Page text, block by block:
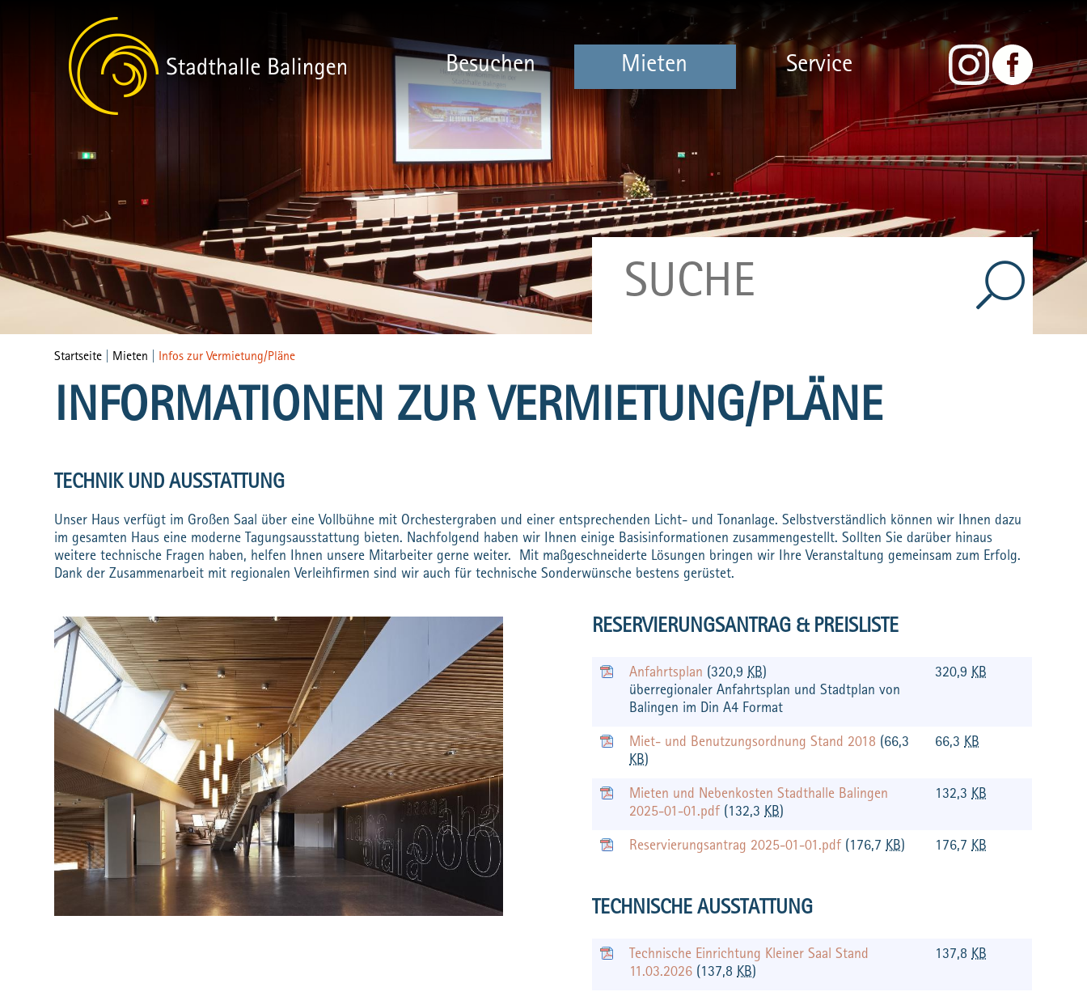
Besuchen Mieten Service
Startseite Mieten Infos zur Vermietung/Pläne
INFORMATIONEN ZUR VERMIETUNG/PLÄNE
TECHNIK UND AUSSTATTUNG
Unser Haus verfügt im Großen Saal über eine Vollbühne mit Orchestergraben und einer entsprechenden Licht- und Tonanlage. Selbstverständlich können wir Ihnen dazu
im gesamten Haus eine moderne Tagungsausstattung bieten. Nachfolgend haben wir Ihnen einige Basisinformationen zusammengestellt. Sollten Sie darüber hinaus
weitere technische Fragen haben, helfen Ihnen unsere Mitarbeiter gerne weiter. Mit maßgeschneiderte Lösungen bringen wir Ihre Veranstaltung gemeinsam zum Erfolg.
Dank der Zusammenarbeit mit regionalen Verleihfirmen sind wir auch für technische Sonderwünsche bestens gerüstet.
RESERVIERUNGSANTRAG & PREISLISTE
Anfahrtsplan (320,9KB)
überregionaler Anfahrtsplan und Stadtplan von
Balingen im Din A4 Format
320,9KB
Miet- und Benutzungsordnung Stand 2018 (66,3
KB)
66,3KB
Mieten und Nebenkosten Stadthalle Balingen
2025-01-01.pdf (132,3KB)
132,3KB
Reservierungsantrag 2025-01-01.pdf (176,7KB) 176,7KB
TECHNISCHE AUSSTATTUNG
Technische Einrichtung Kleiner Saal Stand
11.03.2026 (137,8KB)
137,8KB